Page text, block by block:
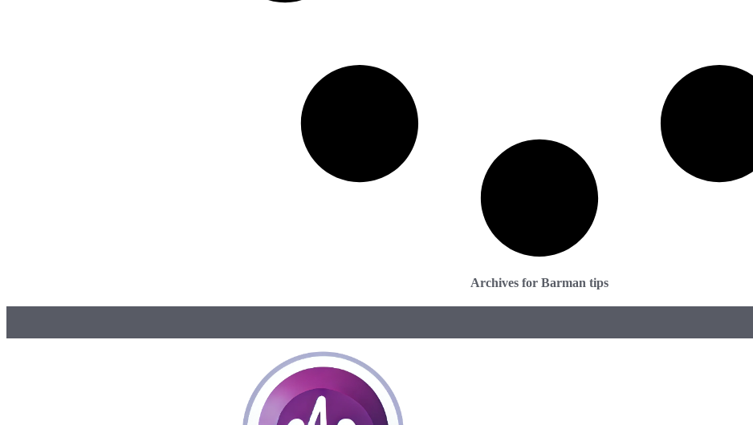
Archives for Barman tips